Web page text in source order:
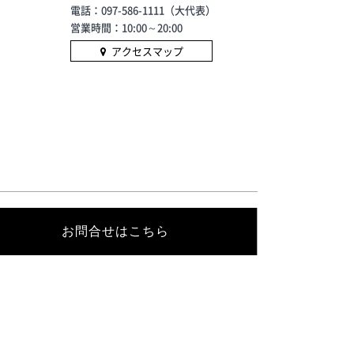
電話：097-586-1111（大代表）
営業時間：10:00～20:00
アクセスマップ
お問合せはこちら